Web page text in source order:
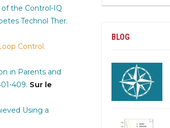
of the Control-IQ
Technol Ther.
Control.
in Parents and
409. Sur le
Using a
BLOG